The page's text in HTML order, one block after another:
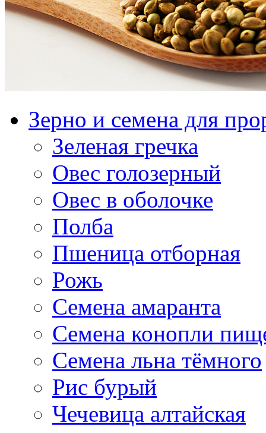
Зерно и семена для
Зеленая гречка
Овес голозерный
Овес в оболочке
Полба
Пшеница отборная
Рожь
Семена амаранта
Семена конопли
Семена льна тёмного
Рис бурый
Чечевица алтайская